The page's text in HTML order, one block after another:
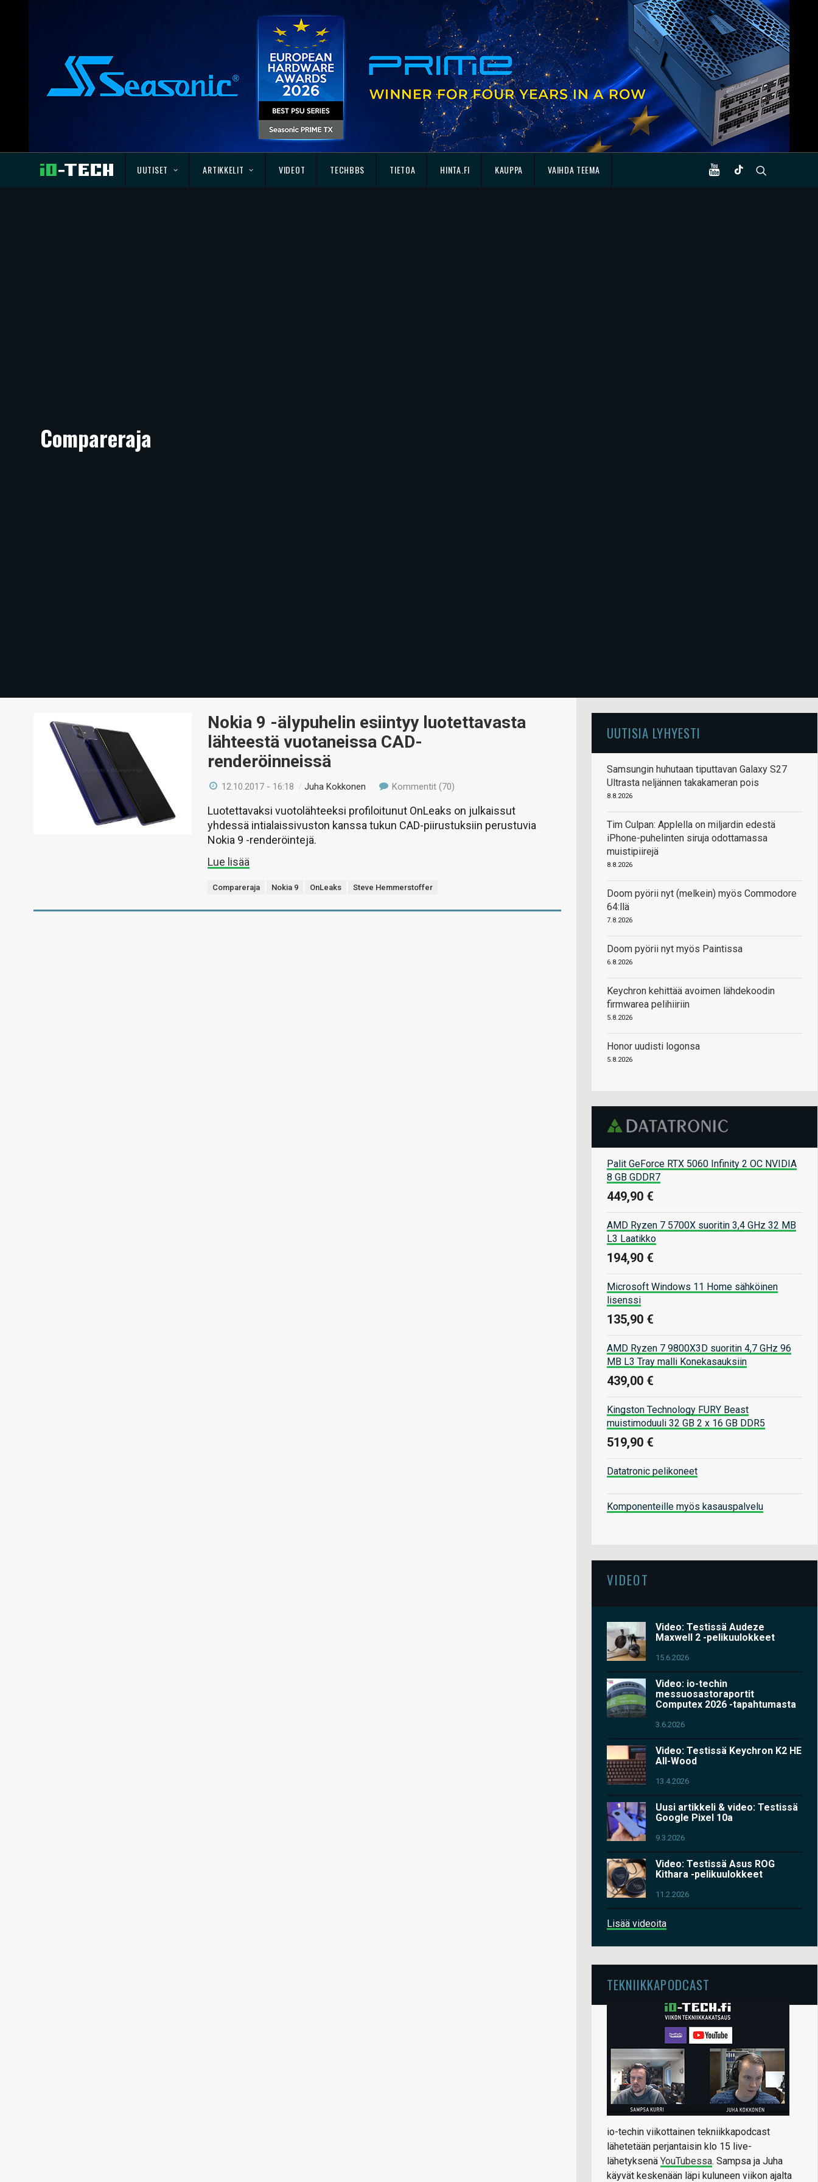
UUTISET ARTIKKELIT VIDEOT TECHBBS TIETOA HINTA.FI KAUPPA VAIHDA TEEMA
Compareraja
Nokia 9 -älypuhelin esiintyy luotettavasta
lähteestä vuotaneissa CAD-
renderöinneissä
12.10.2017 - 16:18 /Juha Kokkonen Kommentit (70)
Luotettavaksi vuotolähteeksi profiloitunut OnLeaks on julkaissut
yhdessä intialaissivuston kanssa tukun CAD-piirustuksiin perustuvia
Nokia 9 -renderöintejä.
Lue lisää
Compareraja Nokia 9 OnLeaks Steve Hemmerstoffer
UUTISIA LYHYESTI
Samsungin huhutaan tiputtavan Galaxy S27
Ultrasta neljännen takakameran pois
8.8.2026
Tim Culpan: Applella on miljardin edestä
iPhone-puhelinten siruja odottamassa
muistipiirejä
8.8.2026
Doom pyörii nyt (melkein) myös Commodore
64:llä
7.8.2026
Doom pyörii nyt myös Paintissa
6.8.2026
Keychron kehittää avoimen lähdekoodin
firmwarea pelihiiriin
5.8.2026
Honor uudisti logonsa
5.8.2026
Palit GeForce RTX 5060 Infinity 2 OC NVIDIA
8 GB GDDR7
449,90 €
AMD Ryzen 7 5700X suoritin 3,4 GHz 32 MB
L3 Laatikko
194,90 €
Microsoft Windows 11 Home sähköinen
lisenssi
135,90 €
AMD Ryzen 7 9800X3D suoritin 4,7 GHz 96
MB L3 Tray malli Konekasauksiin
439,00 €
Kingston Technology FURY Beast
muistimoduuli 32 GB 2 x 16 GB DDR5
519,90 €
Datatronic pelikoneet
Komponenteille myös kasauspalvelu
VIDEOT
Video: Testissä Audeze
Maxwell 2 -pelikuulokkeet
15.6.2026
Video: io-techin
messuosastoraportit
Computex 2026 -tapahtumasta
3.6.2026
Video: Testissä Keychron K2 HE
All-Wood
13.4.2026
Uusi artikkeli & video: Testissä
Google Pixel 10a
9.3.2026
Video: Testissä Asus ROG
Kithara -pelikuulokkeet
11.2.2026
Lisää videoita
TEKNIIKKAPODCAST
io-techin viikottainen tekniikkapodcast
lähetetään perjantaisin klo 15 live-
lähetyksenä YouTubessa. Sampsa ja Juha
käyvät keskenään läpi kuluneen viikon ajalta